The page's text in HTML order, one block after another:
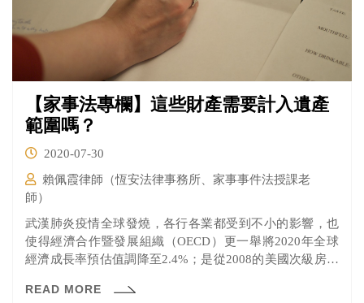
【家事法專欄】這些財產需要計入遺產
範圍嗎？
2020-07-30
賴佩霞律師（恆安法律事務所、家事事件法授課老
師）
武漢肺炎疫情全球發燒，各行各業都受到不小的影響，也
使得經濟合作暨發展組織（OECD）更一舉將2020年全球
經濟成長率預估值調降至2.4%；是從2008的美國次級房貸
短短的一週內熔斷兩次，刷新自1987年的「黑色星期一」
READ MORE